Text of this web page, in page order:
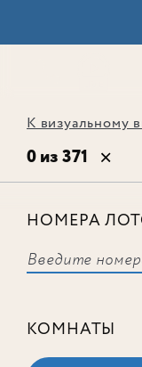
К визуальному
0 из 371
НОМЕРА
КОМНАТЫ